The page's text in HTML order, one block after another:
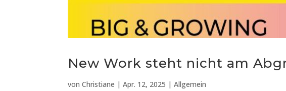
New Work steht nicht am
vonChristiane |Apr. 12, 2025 |Allgemein